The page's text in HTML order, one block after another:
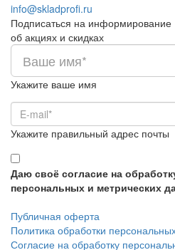
info@skladprofi.ru
Подписаться на информирование
об акциях и скидках
Укажите ваше имя
Укажите правильный адрес почты
Даю своё согласие на
персональных и метрических
Публичная оферта
Политика обработки
Согласие на обработку